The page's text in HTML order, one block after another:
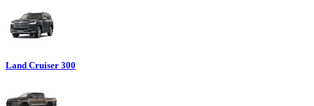
Land Cruiser 300